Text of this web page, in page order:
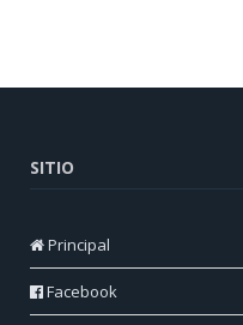
SITIO
Principal
Facebook